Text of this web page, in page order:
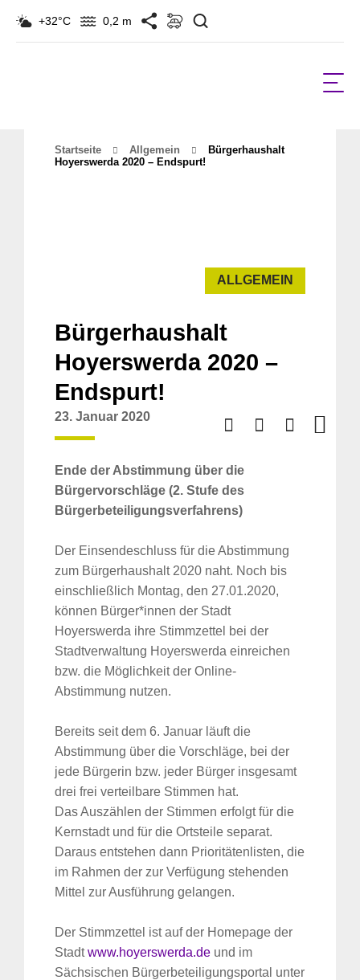
+32°C 0,2 m
Startseite Allgemein
Bürgerhaushalt
Hoyerswerda 2020 – Endspurt!
ALLGEMEIN
Bürgerhaushalt
Hoyerswerda 2020 –
Endspurt!
23. Januar 2020
Ende der Abstimmung über die
Bürgervorschläge (2. Stufe des
Bürgerbeteiligungsverfahrens)
Der Einsendeschluss für die Abstimmung
zum Bürgerhaushalt 2020 naht. Noch bis
einschließlich Montag, den 27.01.2020,
können Bürger*innen der Stadt
Hoyerswerda ihre Stimmzettel bei der
Stadtverwaltung Hoyerswerda einreichen
bzw. die Möglichkeit der Online-
Abstimmung nutzen.
Bereits seit dem 6. Januar läuft die
Abstimmung über die Vorschläge, bei der
jede Bürgerin bzw. jeder Bürger insgesamt
drei frei verteilbare Stimmen hat.
Das Auszählen der Stimmen erfolgt für die
Kernstadt und für die Ortsteile separat.
Daraus entstehen dann Prioritätenlisten, die
im Rahmen der zur Verfügung stehenden
Mittel zur Ausführung gelangen.
Der Stimmzettel ist auf der Homepage der
Stadtwww.hoyerswerda.de und im
Sächsischen Bürgerbeteiligungsportal unter